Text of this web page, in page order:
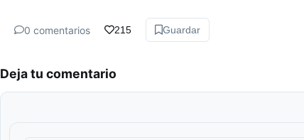
0 comentarios 215 Guardar
Deja tu comentario